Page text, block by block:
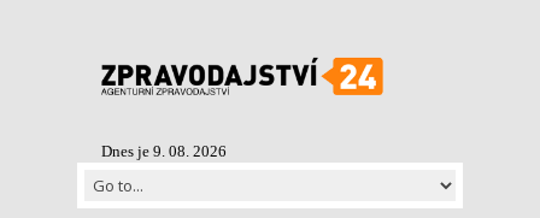
Dnes je 9. 08. 2026